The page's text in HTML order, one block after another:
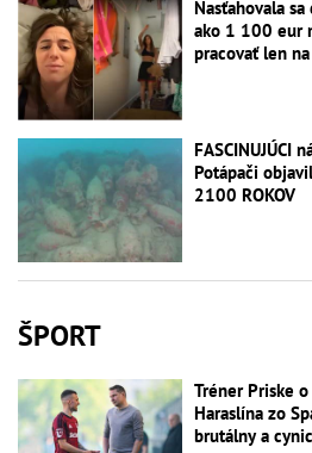
Nasťahovala
ako 1 100 eur
pracovať len
FASCINUJÚCI
Potápači
2100 ROKOV
ŠPORT
Tréner Priske
Haraslína zo
brutálny a